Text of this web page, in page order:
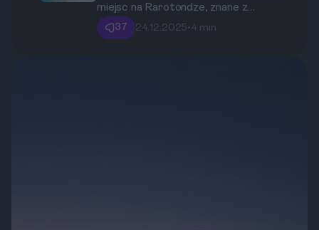
dotyczącą Twojej pierwszej podróży
na safari.
miejsc na Rarotondze, znane z
krystalicznie czystej wody i białego
piasku. Jeśli nie wiesz, co robić w tym
37 24.12.2025•4 min